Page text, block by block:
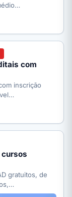
com
inscrição
cursos
gratuitos, de